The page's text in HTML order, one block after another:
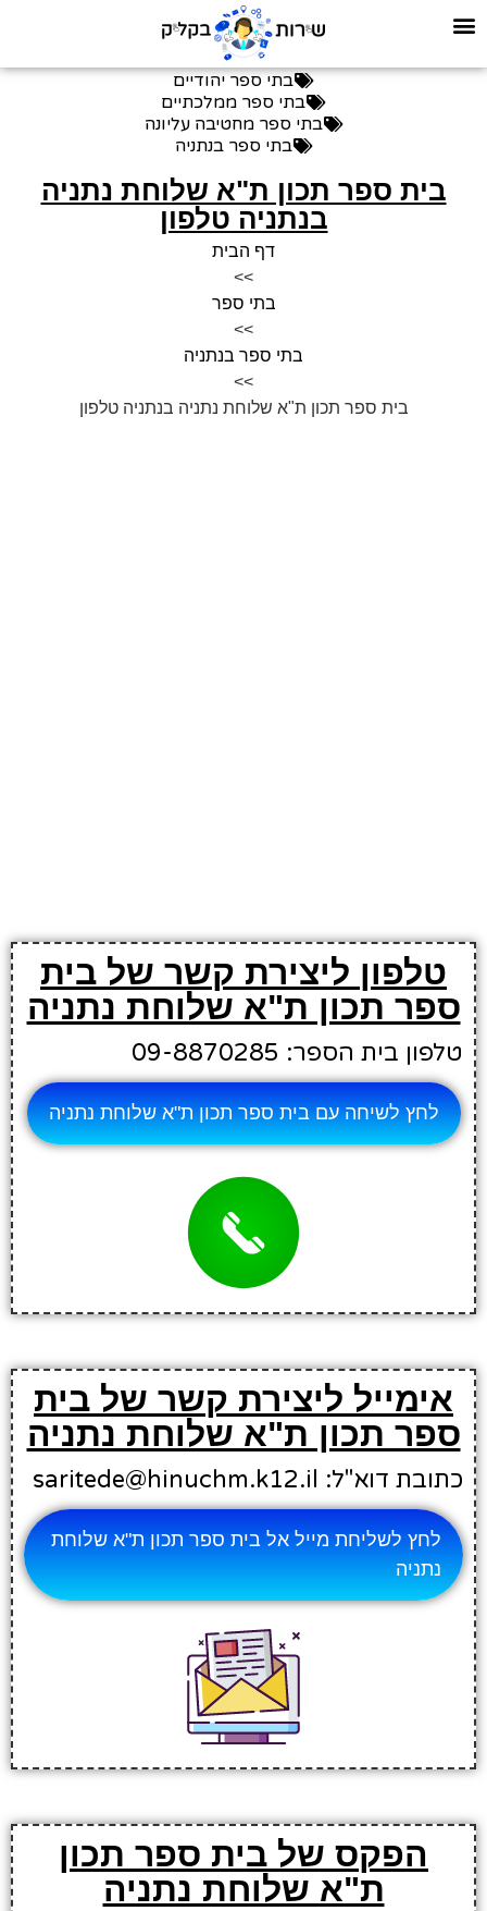
בתי ספר יהודיים
בתי ספר ממלכתיים
בתי ספר מחטיבה עליונה
בתי ספר בנתניה
בית ספר תכון ת"א שלוחת נתניה
בנתניה טלפון
דף הבית
>>
בתי ספר
>>
בתי ספר בנתניה
>>
בית ספר תכון ת"א שלוחת נתניה בנתניה טלפון
טלפון ליצירת קשר של בית
ספר תכון ת"א שלוחת נתניה
טלפון בית הספר: 09-8870285
לחץ לשיחה עם בית ספר תכון ת"א שלוחת נתניה
אימייל ליצירת קשר של בית
ספר תכון ת"א שלוחת נתניה
כתובת דוא"ל: saritede@hinuchm.k12.il
לחץ לשליחת מייל אל בית ספר תכון ת"א שלוחת
נתניה
הפקס של בית ספר תכון
ת"א שלוחת נתניה